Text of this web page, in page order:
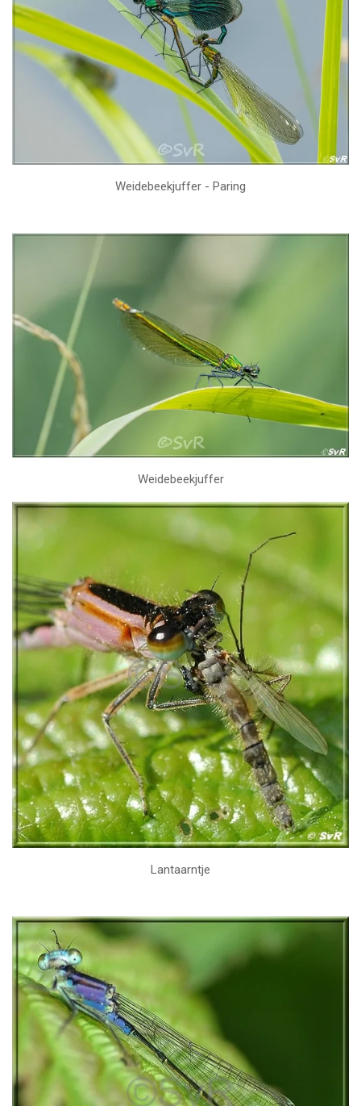
Weidebeekjuffer - Paring
Weidebeekjuffer
Lantaarntje